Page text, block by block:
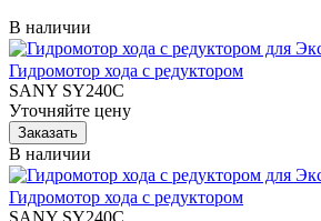
В наличии
Гидромотор хода с редуктором
SANY SY240C
Уточняйте цену
В наличии
Гидромотор хода с редуктором
SANY SY240C